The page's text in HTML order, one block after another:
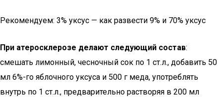
Рекомендуем: 3% уксус — как развести 9% и 70% уксус
При атеросклерозе делают следующий состав:
смешать лимонный, чесночный сок по 1 ст.л., добавить 50
мл 6%-го яблочного уксуса и 500 г меда, употреблять
внутрь по 1 ст.л., предварительно растворяя в 200 мл